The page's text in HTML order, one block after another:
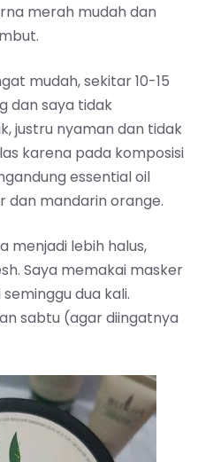
merah mudah dan
mudah, sekitar 10-15
dan saya tidak
justru nyaman dan tidak
karena pada komposisi
essential oil
dan mandarin orange.
menjadi lebih halus,
Saya memakai masker
dua kali.
sabtu (agar diingatnya